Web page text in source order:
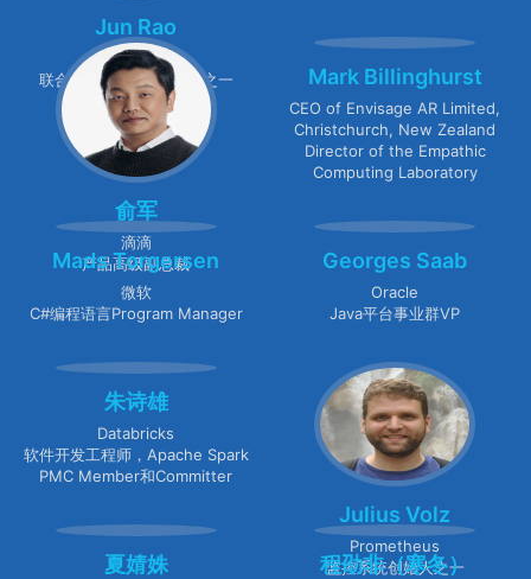
Jun Rao
Confluent
联合创始人，Kafka作者之一
俞军
滴滴
产品高级副总裁
Mark Billinghurst
CEO of Envisage AR Limited,
Christchurch, New Zealand
Director of the Empathic
Computing Laboratory
Mads Torgersen
微软
C#编程语言Program Manager
Georges Saab
Oracle
Java平台事业群VP
朱诗雄
Databricks
软件开发工程师，Apache Spark
PMC Member和Committer
Julius Volz
Prometheus
监控系统创始人之一
夏婧姝 程劭非（寒冬）